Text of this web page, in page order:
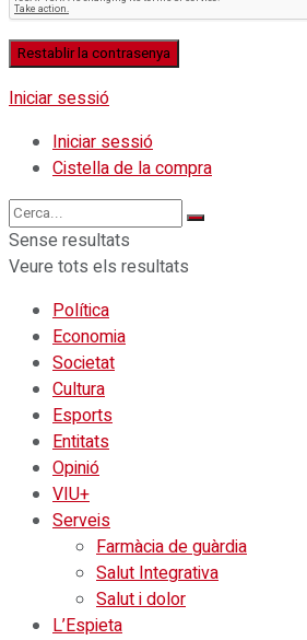
Iniciar sessió
Iniciar sessió
Cistella de la compra
Sense resultats
Veure tots els resultats
Política
Economia
Societat
Cultura
Esports
Entitats
Opinió
VIU+
Serveis
Farmàcia de guàrdia
Salut Integrativa
Salut i dolor
L’Espieta